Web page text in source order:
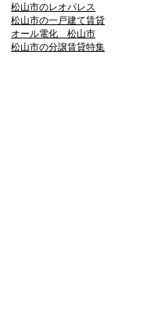
松山市のレオパレス
松山市の一戸建て賃貸
オール電化 松山市
松山市の分譲賃貸特集